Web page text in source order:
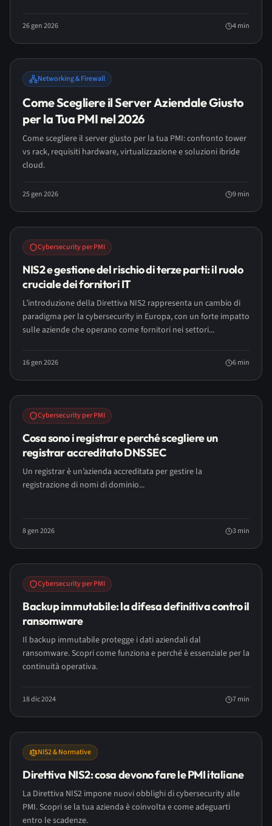
26 gen 2026 4min
LONG READ
Networking & Firewall
Come Scegliere il Server Aziendale Giusto
per la Tua PMI nel 2026
Come scegliere il server giusto per la tua PMI: confronto tower
vs rack, requisiti hardware, virtualizzazione e soluzioni ibride
cloud.
25 gen 2026 9min
Cybersecurity per PMI
NIS2 e gestione del rischio di terze parti: il ruolo
cruciale dei fornitori IT
L’introduzione della Direttiva NIS2 rappresenta un cambio di
paradigma per la cybersecurity in Europa, con un forte impatto
sulle aziende che operano come fornitori nei settori...
16 gen 2026 6min
Cybersecurity per PMI
Cosa sono i registrar e perché scegliere un
registrar accreditato DNSSEC
Un registrar è un’azienda accreditata per gestire la
registrazione di nomi di dominio...
8 gen 2026 3min
Cybersecurity per PMI
Backup immutabile: la difesa definitiva contro il
ransomware
Il backup immutabile protegge i dati aziendali dal
ransomware. Scopri come funziona e perché è essenziale per la
continuità operativa.
18 dic 2024 7min
NIS2 & Normative
Direttiva NIS2: cosa devono fare le PMI italiane
La Direttiva NIS2 impone nuovi obblighi di cybersecurity alle
PMI. Scopri se la tua azienda è coinvolta e come adeguarti
entro le scadenze.